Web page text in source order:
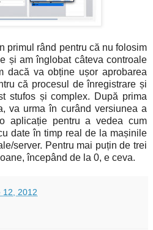
primul rând pentru că nu folosim
și am înglobat câteva controale
dacă va obține ușor aprobarea
că procesul de înregistrare și
stufos și complex. După prima
va urma în curând versiunea a
aplicație pentru a vedea cum
date în timp real de la mașinile
server. Pentru mai puțin de trei
începând de la 0, e ceva.
12, 2012